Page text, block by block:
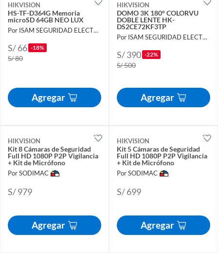
HIKVISION
HS-TF-D364G Memoria
microSD 64GB NEO LUX
Por ISAM SEGURIDAD ELECTRÓNICA
S/ 66 -18%
S/ 80
Agregar
HIKVISION
DOMO 3K 180° COLORVU
DOBLE LENTE HK-
DS2CE72KF3TP
Por ISAM SEGURIDAD ELECTRÓNICA
S/ 390 -22%
S/ 500
Agregar
HIKVISION
Kit 8 Cámaras de Seguridad
Full HD 1080P P2P Vigilancia
+ Kit de Micrófono
Por SODIMAC
S/ 979
Agregar
HIKVISION
Kit 5 Cámaras de Seguridad
Full HD 1080P P2P Vigilancia
+ Kit de Micrófono
Por SODIMAC
S/ 699
Agregar